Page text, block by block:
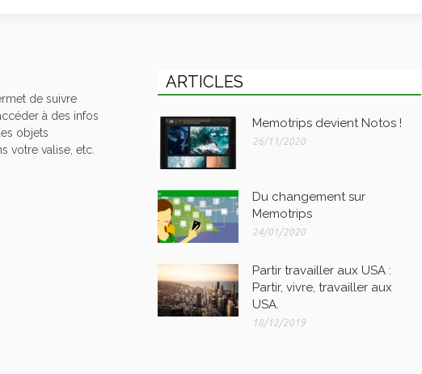
de suivre
à des infos
objets
votre valise, etc.
ARTICLES
Memotrips devient Notos !
26/11/2020
Du changement sur
Memotrips
24/01/2020
Partir travailler aux USA :
Partir, vivre, travailler aux
USA.
18/12/2019